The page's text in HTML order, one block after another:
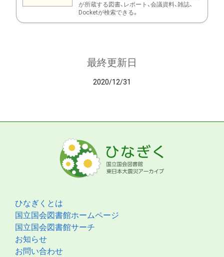
が所蔵する図書、レポート、会議資料、雑誌、
Docketが検索できる。
最終更新日
2020/12/31
ひなぎくとは
国立国会図書館ホームページ
国立国会図書館サーチ
お知らせ
お問い合わせ